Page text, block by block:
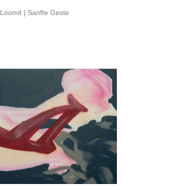
Loomit | Sanfte Geste